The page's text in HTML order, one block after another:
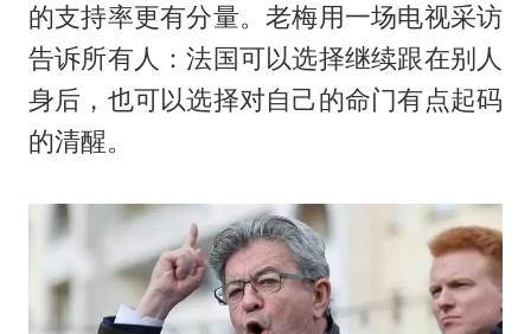
的支持率更有分量。老梅用一场电视采访
告诉所有人：法国可以选择继续跟在别人
身后，也可以选择对自己的命门有点起码
的清醒。